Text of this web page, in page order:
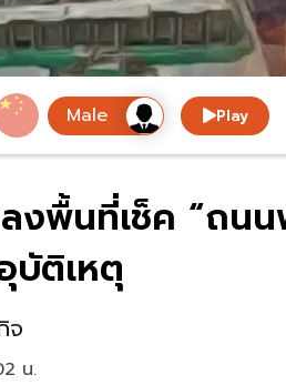
Play
งพื้นที่เช็ค “ถนน
บัติเหตุ
จ
น.